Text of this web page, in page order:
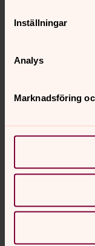
Inställningar
Analys
Marknadsföring
Jonas
Musiker,
0920-